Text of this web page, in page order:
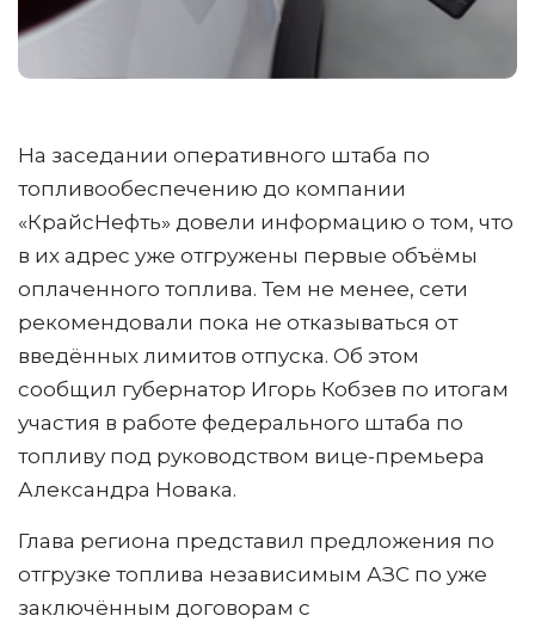
На заседании оперативного штаба по
топливообеспечению до компании
«КрайсНефть» довели информацию о том, что
в их адрес уже отгружены первые объёмы
оплаченного топлива. Тем не менее, сети
рекомендовали пока не отказываться от
введённых лимитов отпуска. Об этом
сообщил губернатор Игорь Кобзев по итогам
участия в работе федерального штаба по
топливу под руководством вице-премьера
Александра Новака.
Глава региона представил предложения по
отгрузке топлива независимым АЗС по уже
заключённым договорам с